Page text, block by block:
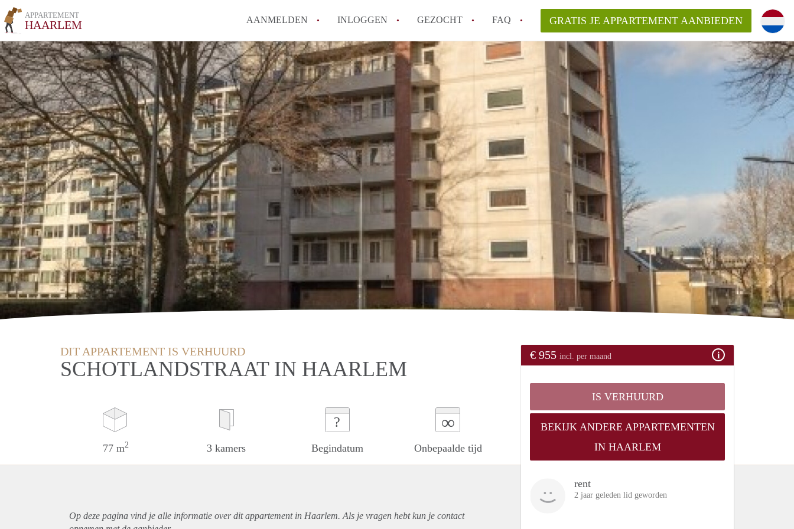
APPARTEMENT
HAARLEM AANMELDEN INLOGGEN GEZOCHT FAQ
How to translate AppartementHaarlem!
Wat is AppartementHaarlem?
Hoeveel kost het om te reageren op een Appartement in Haarlem?
Wat is de privacyverklaring van AppartementHaarlem?
Berekent AppartementHaarlem
makelaarsvergoeding/bemiddelingsvergoeding?
Alle veelgestelde vragen
GRATIS JE APPARTEMENT AANBIEDEN
DIT APPARTEMENT IS VERHUURD
SCHOTLANDSTRAAT IN HAARLEM
77 m2 3 kamers
?
Begindatum
∞
Onbepaalde tijd
€ 955 incl. per maand
IS VERHUURD
BEKIJK ANDERE APPARTEMENTEN
IN HAARLEM
rent
2 jaar geleden lid geworden
Op deze pagina vind je alle informatie over ditappartementin Haarlem. Als je vragen hebt kun je contact